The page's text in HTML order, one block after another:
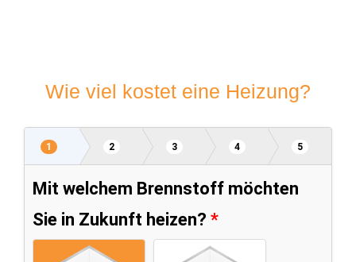
Wie viel kostet eine Heizung?